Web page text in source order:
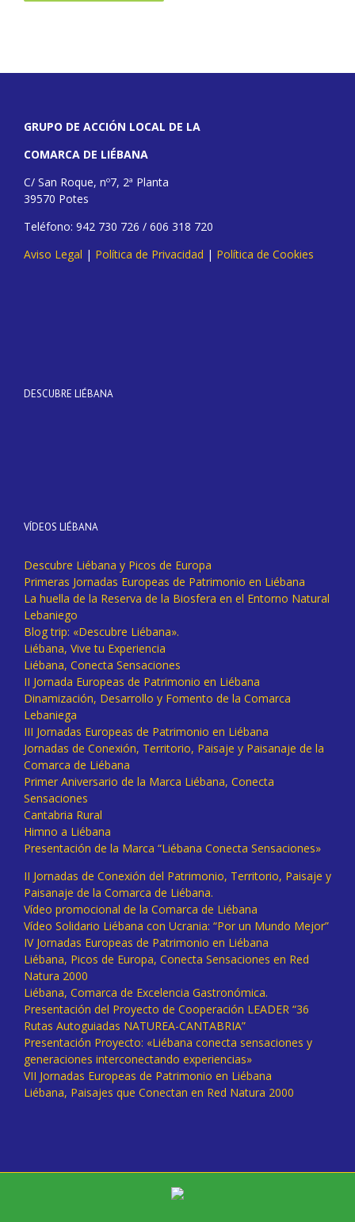
GRUPO DE ACCIÓN LOCAL DE LA
COMARCA DE LIÉBANA
C/ San Roque, nº7, 2ª Planta
39570 Potes
Teléfono: 942 730 726 / 606 318 720
Aviso Legal | Política de Privacidad | Política de Cookies
DESCUBRE LIÉBANA
VÍDEOS LIÉBANA
Descubre Liébana y Picos de Europa
Primeras Jornadas Europeas de Patrimonio en Liébana
La huella de la Reserva de la Biosfera en el Entorno Natural
Lebaniego
Blog trip: «Descubre Liébana».
Liébana, Vive tu Experiencia
Liébana, Conecta Sensaciones
II Jornada Europeas de Patrimonio en Liébana
Dinamización, Desarrollo y Fomento de la Comarca
Lebaniega
III Jornadas Europeas de Patrimonio en Liébana
Jornadas de Conexión, Territorio, Paisaje y Paisanaje de la
Comarca de Liébana
Primer Aniversario de la Marca Liébana, Conecta
Sensaciones
Cantabria Rural
Himno a Liébana
Presentación de la Marca “Liébana Conecta Sensaciones»
II Jornadas de Conexión del Patrimonio, Territorio, Paisaje y
Paisanaje de la Comarca de Liébana.
Vídeo promocional de la Comarca de Liébana
Vídeo Solidario Liébana con Ucrania: “Por un Mundo Mejor”
IV Jornadas Europeas de Patrimonio en Liébana
Liébana, Picos de Europa, Conecta Sensaciones en Red
Natura 2000
Liébana, Comarca de Excelencia Gastronómica.
Presentación del Proyecto de Cooperación LEADER “36
Rutas Autoguiadas NATUREA-CANTABRIA”
Presentación Proyecto: «Liébana conecta sensaciones y
generaciones interconectando experiencias»
VII Jornadas Europeas de Patrimonio en Liébana
Liébana, Paisajes que Conectan en Red Natura 2000